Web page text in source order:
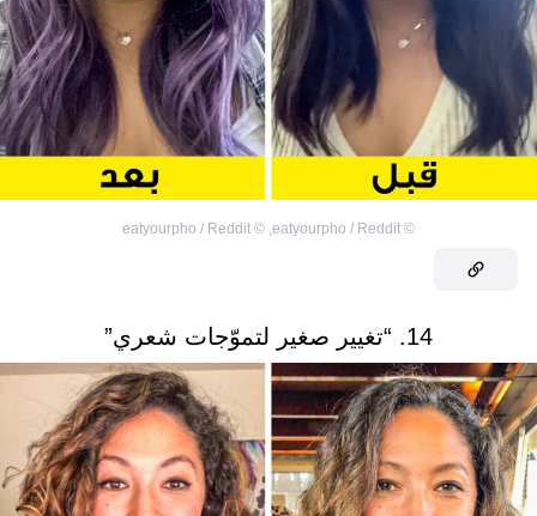
©
eatyourpho / Reddit
,
©
eatyourpho / Reddit
14. “تغيير صغير لتموّجات شعري”